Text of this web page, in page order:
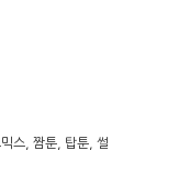
스, 짬툰, 탑툰, 썰